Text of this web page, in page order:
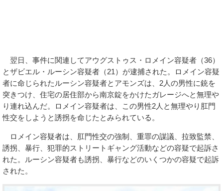
翌日、事件に関連してアウグストゥス・ロメイン容疑者（36）
とザビエル・ルーシン容疑者（21）が逮捕された。ロメイン容疑
者に命じられたルーシン容疑者とアモンズは、2人の男性に銃を
突きつけ、住宅の居住部から南京錠をかけたガレージへと無理や
り連れ込んだ。ロメイン容疑者は、この男性2人と無理やり肛門
性交をしようと誘拐を命じたとみられている。
ロメイン容疑者は、肛門性交の強制、重罪の謀議、拉致監禁、
誘拐、暴行、犯罪的ストリートギャング活動などの容疑で起訴さ
れた。ルーシン容疑者も誘拐、暴行などのいくつかの容疑で起訴
された。